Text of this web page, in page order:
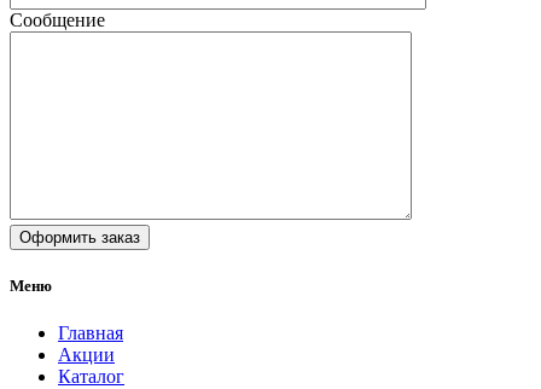
Сообщение
Меню
Главная
Акции
Каталог